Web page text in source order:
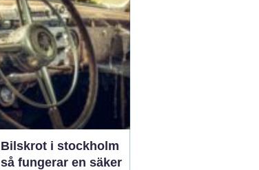
produksjonsutstyr ikke
står stille. Når e...
Bilskrot i stockholm
så fungerar en säker